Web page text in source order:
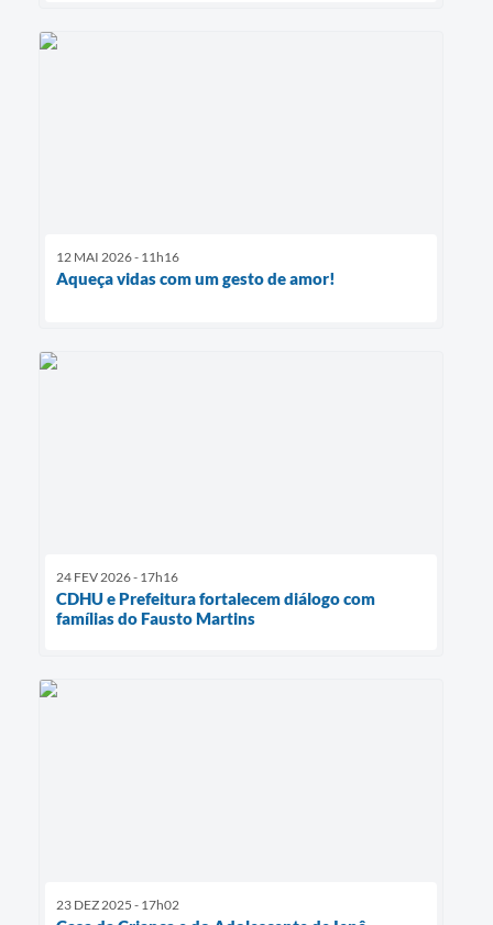
12 MAI 2026 - 11h16
Aqueça vidas com um gesto de amor!
24 FEV 2026 - 17h16
CDHU e Prefeitura fortalecem diálogo com
famílias do Fausto Martins
23 DEZ 2025 - 17h02